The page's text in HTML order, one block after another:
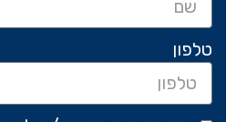
טלפון